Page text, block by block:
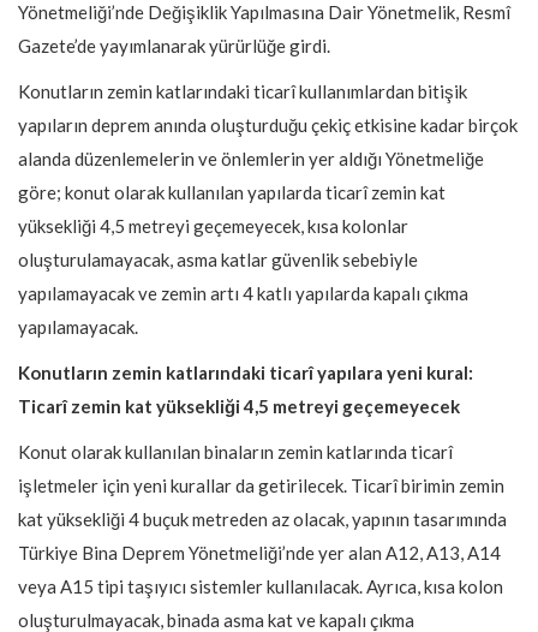
Yönetmeliği’nde Değişiklik Yapılmasına Dair Yönetmelik, Resmî
Gazete’de yayımlanarak yürürlüğe girdi.
Konutların zemin katlarındaki ticarî kullanımlardan bitişik
yapıların deprem anında oluşturduğu çekiç etkisine kadar birçok
alanda düzenlemelerin ve önlemlerin yer aldığı Yönetmeliğe
göre; konut olarak kullanılan yapılarda ticarî zemin kat
yüksekliği 4,5 metreyi geçemeyecek, kısa kolonlar
oluşturulamayacak, asma katlar güvenlik sebebiyle
yapılamayacak ve zemin artı 4 katlı yapılarda kapalı çıkma
yapılamayacak.
Konutların zemin katlarındaki ticarî yapılara yeni kural:
Ticarî zemin kat yüksekliği 4,5 metreyi geçemeyecek
Konut olarak kullanılan binaların zemin katlarında ticarî
işletmeler için yeni kurallar da getirilecek. Ticarî birimin zemin
kat yüksekliği 4 buçuk metreden az olacak, yapının tasarımında
Türkiye Bina Deprem Yönetmeliği’nde yer alan A12, A13, A14
veya A15 tipi taşıyıcı sistemler kullanılacak. Ayrıca, kısa kolon
oluşturulmayacak, binada asma kat ve kapalı çıkma